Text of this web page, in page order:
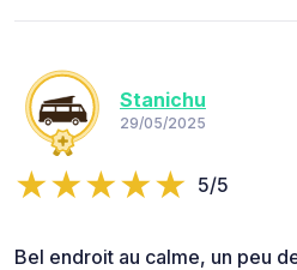
Stanichu
29/05/2025
5/5
Bel endroit au calme, un peu